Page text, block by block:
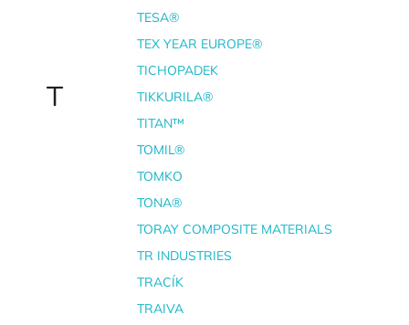
T
TESA®
TEX YEAR EUROPE®
TICHOPADEK
TIKKURILA®
TITAN™
TOMIL®
TOMKO
TONA®
TORAY COMPOSITE MATERIALS
TR INDUSTRIES
TRACÍK
TRAIVA